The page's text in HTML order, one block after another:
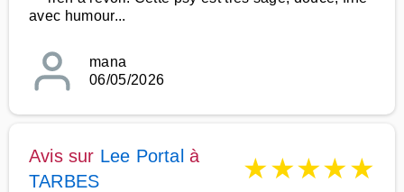
avec humour...
mana
06/05/2026
Avis sur Lee Portal à
TARBES
★★★★★